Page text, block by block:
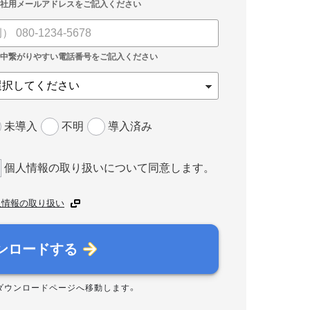
未導入 不明 導入済み
個人情報の取り扱いについて同意します。
報の取り扱い
ロードする
ウンロードページへ移動します。